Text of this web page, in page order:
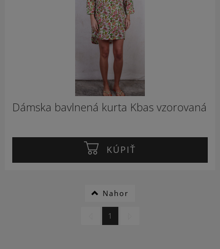
Dámska bavlnená kurta Kbas vzorovaná
KÚPIŤ
Nahor
1